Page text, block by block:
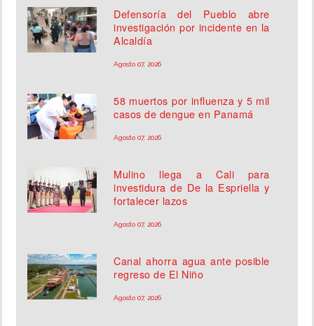
Defensoría del Pueblo abre
investigación por incidente en la
Alcaldía
Agosto 07, 2026
58 muertos por influenza y 5 mil
casos de dengue en Panamá
Agosto 07, 2026
Mulino llega a Cali para
investidura de De la Espriella y
fortalecer lazos
Agosto 07, 2026
Canal ahorra agua ante posible
regreso de El Niño
Agosto 07, 2026